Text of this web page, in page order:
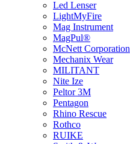
Led Lenser
LightMyFire
Mag Instrument
MagPul®
McNett Corporation
Mechanix Wear
MILITANT
Nite Ize
Peltor 3M
Pentagon
Rhino Rescue
Rothco
RUIKE